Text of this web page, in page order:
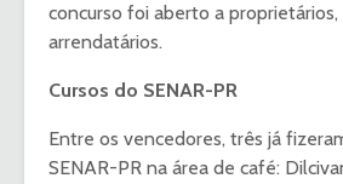
concurso foi aberto a proprietários,
arrendatários.
Cursos do SENAR-PR
Entre os vencedores, três já
SENAR-PR na área de café: